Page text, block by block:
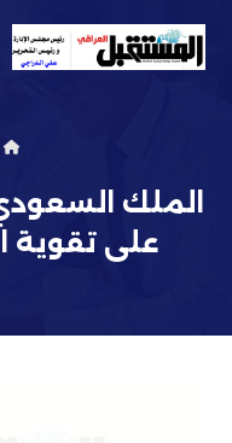
الملك
على تقوية